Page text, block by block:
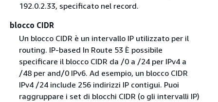
192.0.2.33, specificato nel record.
blocco CIDR
Un blocco CIDR è un intervallo IP utilizzato per il
routing. IP-based In Route 53 È possibile
specificare il blocco CIDR da /0 a /24 per IPv4 a
/48 per and/0 IPv6. Ad esempio, un blocco CIDR
IPv4 /24 include 256 indirizzi IP contigui. Puoi
raggruppare i set di blocchi CIDR (o gli intervalli IP)